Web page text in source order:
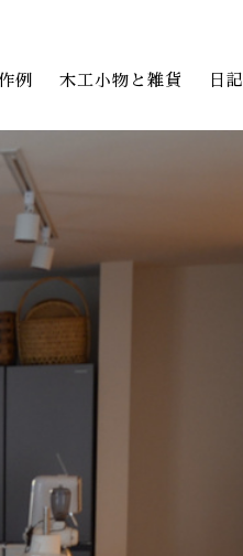
例 木工小物と雑貨 日記